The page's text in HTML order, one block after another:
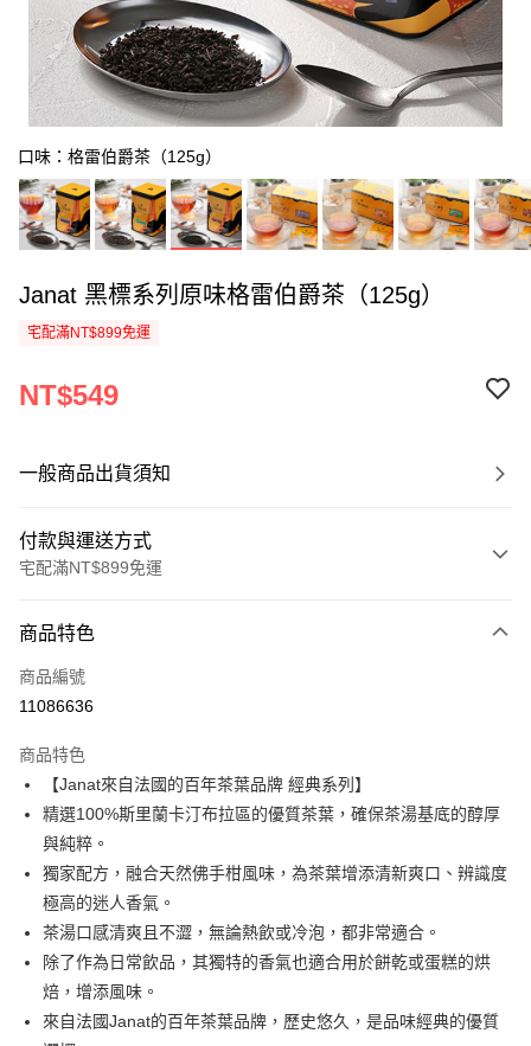
口味：格雷伯爵茶（125g）
Janat 黑標系列原味格雷伯爵茶（125g）
宅配滿NT$899免運
NT$549
一般商品出貨須知
付款與運送方式
宅配滿NT$899免運
信用卡一次付款
LINE Pay
街口支付
悠遊付
Google Pay
全盈+PAY
AFTEE先享後付
相關說明
【關於「AFTEE先享後付」】
AFTEE先享後付是「在收到商品之後才付款」的支付方式。 讓您購物簡單
運送方式
商品特色
商品編號
11086636
商品特色
【Janat來自法國的百年茶葉品牌 經典系列】
精選100%斯里蘭卡汀布拉區的優質茶葉，確保茶湯基底的醇厚
與純粹。
獨家配方，融合天然佛手柑風味，為茶葉增添清新爽口、辨識度
極高的迷人香氣。
茶湯口感清爽且不澀，無論熱飲或冷泡，都非常適合。
除了作為日常飲品，其獨特的香氣也適合用於餅乾或蛋糕的烘
焙，增添風味。
來自法國Janat的百年茶葉品牌，歷史悠久，是品味經典的優質